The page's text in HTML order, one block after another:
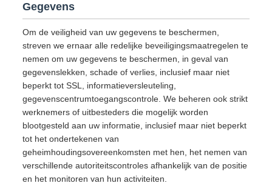
Gegevens
Om de veiligheid van uw gegevens te beschermen,
streven we ernaar alle redelijke beveiligingsmaatregelen te
nemen om uw gegevens te beschermen, in geval van
gegevenslekken, schade of verlies, inclusief maar niet
beperkt tot SSL, informatieversleuteling,
gegevenscentrumtoegangscontrole. We beheren ook strikt
werknemers of uitbesteders die mogelijk worden
blootgesteld aan uw informatie, inclusief maar niet beperkt
tot het ondertekenen van
geheimhoudingsovereenkomsten met hen, het nemen van
verschillende autoriteitscontroles afhankelijk van de positie
en het monitoren van hun activiteiten.